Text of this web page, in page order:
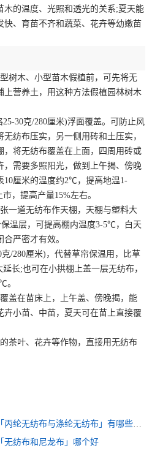
木的温度、光照和透光的关系;夏天能
快、育苗不齐和蔬菜、花卉等幼嫩苗
树木、小型苗木假植前，可先将无
上营养土，用这种方法假植园林树木
30克/280厘米)浮面覆盖。可防止风
纺布压实，另一侧用砖和土压实，
，将无纺布覆盖在上面，四周用砖或
，需要多照阳光，做到上午揭、傍晚
10厘米的温度约2℃，提高地温1-
，提高产量15%左右。
一道无纺布作天棚，天棚与塑料大
温层，可提高棚内温度3-5℃，白天
严密才有效。
/280厘米)，代替草帘保温用，比草
长;也可在小拱棚上盖一层无纺布，
。
盖在苗床上，上午盖、傍晚揭，能
小苗、中苗，夏天可在苗上直接覆
茶叶、花卉等作物，直接用无纺布
无纺布与涤纶无纺布」有哪些不同的特性
无纺布和尼龙布」哪个好